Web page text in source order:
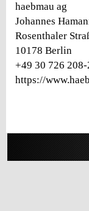
haebmau ag
Johannes
Rosenthaler
10178 Berlin
+49 30 726 208-
https://